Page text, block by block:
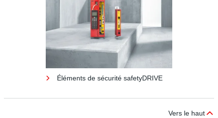
Éléments de sécurité safetyDRIVE
Vers le haut